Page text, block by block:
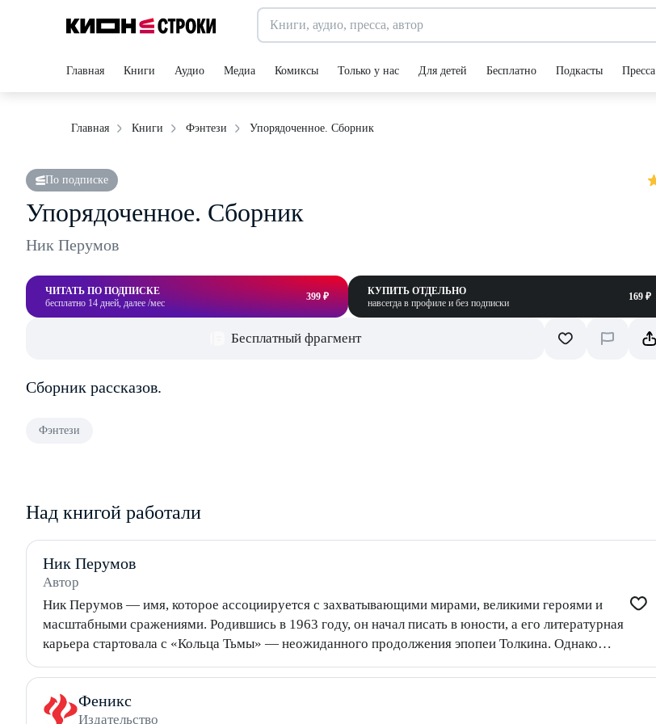
Главная Книги Аудио Медиа Комиксы Только у нас Для детей Бесплатно Подкасты Пресса
Главная Книги Фэнтези Упорядоченное. Сборник
По подписке
Упорядоченное. Сборник
Ник Перумов
ЧИТАТЬ ПО ПОДПИСКЕ
бесплатно 14 дней, далее /мес
399 ₽
КУПИТЬ ОТДЕЛЬНО
навсегда в профиле и без подписки
169 ₽
Бесплатный фрагмент
Сборник рассказов.
Фэнтези
Над книгой работали
Ник Перумов
Автор
Ник Перумов — имя, которое ассоциируется с захватывающими мирами, великими героями и
масштабными сражениями. Родившись в 1963 году, он начал писать в юности, а его литературная
карьера стартовала с «Кольца Тьмы» — неожиданного продолжения эпопеи Толкина. Однако
подлинное признание пришло к нему после выхода «Алмазного меча, деревянного меча»,
открывшего цикл «Летописи Разлома». Его фэнтезийные книги, входящие в цикл «Миры
Упорядоченного», ломают привычные штампы жанра: тьма не всегда зло, а добро не всегда
Феникс
Издательство